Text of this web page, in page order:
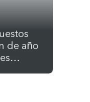
de año